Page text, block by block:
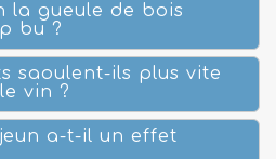
la gueule de bois
bu ?
saoulent-ils plus vite
vin ?
a-t-il un effet